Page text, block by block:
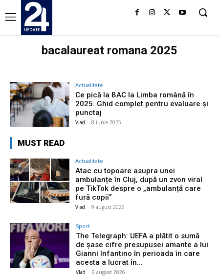
bacalaureat romana 2025
Actualitate
Ce pică la BAC la Limba română în
2025. Ghid complet pentru evaluare și
punctaj
Vlad - 8 iunie 2025
MUST READ
Actualitate
Atac cu topoare asupra unei
ambulanțe în Cluj, după un zvon viral
pe TikTok despre o „ambulanță care
fură copii”
Vlad - 9 august 2026
Sport
The Telegraph: UEFA a plătit o sumă
de șase cifre presupusei amante a lui
Gianni Infantino în perioada în care
acesta a lucrat în...
Vlad - 9 august 2026